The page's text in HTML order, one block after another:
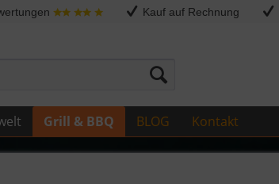
Kauf auf Rechnung
Grill & BBQ BLOG Kontakt